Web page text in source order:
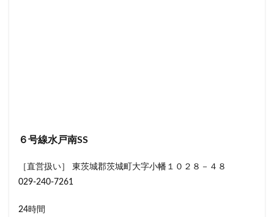
６号線水戸南SS
［直営扱い］ 東茨城郡茨城町大字小幡１０２８－４８
029-240-7261
24時間